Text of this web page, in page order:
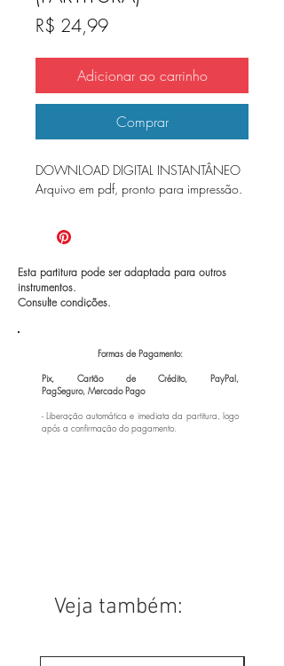
R$ 24,99Preço
Adicionar ao carrinho
Comprar
DOWNLOAD DIGITAL INSTANTÂNEO
Arquivo em pdf, pronto para impressão.
Esta partitura pode ser adaptada para outros
instrumentos.
Consulte condições.
Formas de Pagamento:
Pix, Cartão de Crédito, PayPal,
PagSeguro, Mercado Pago
- Liberação automática e imediata da partitura, logo
após a confirmação do pagamento.
Veja também: